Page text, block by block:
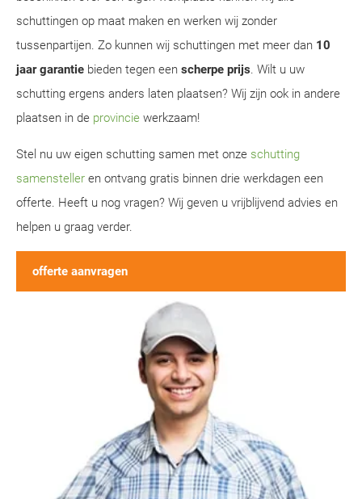
schuttingen op maat maken en werken wij zonder
tussenpartijen. Zo kunnen wij schuttingen met meer dan 10
jaar garantie bieden tegen een scherpe prijs. Wilt u uw
schutting ergens anders laten plaatsen? Wij zijn ook in andere
plaatsen in de provincie werkzaam!
Stel nu uw eigen schutting samen met onze schutting
samensteller en ontvang gratis binnen drie werkdagen een
offerte. Heeft u nog vragen? Wij geven u vrijblijvend advies en
helpen u graag verder.
offerte aanvragen